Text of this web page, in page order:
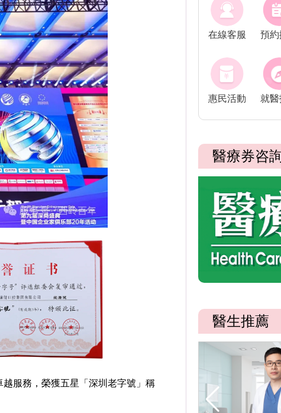
服務，榮獲五星「深圳老字號」稱
在線客服 預約
惠民活動 就
醫療券咨
醫生推薦